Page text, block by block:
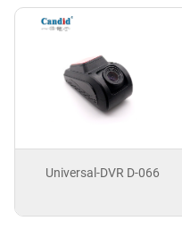
Universal-DVR D-066